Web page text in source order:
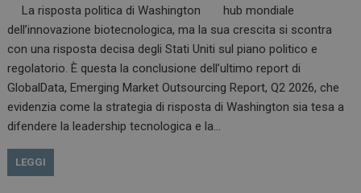
hub mondiale
dell’innovazione biotecnologica, ma la sua crescita si scontra
con una risposta decisa degli Stati Uniti sul piano politico e
regolatorio. È questa la conclusione dell’ultimo report di
GlobalData, Emerging Market Outsourcing Report, Q2 2026, che
evidenzia come la strategia di risposta di Washington sia tesa a
difendere la leadership tecnologica e la…
LEGGI